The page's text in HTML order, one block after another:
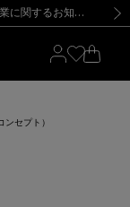
新規登録のお客様も対象！＜MY BARNEYS＞会員のお客様は11,000円（税込）以上のお買上げで常時送料無料！お買い物の際は会員登録を！
】(2026.8.7) 【オンラインストア カスタマーセンター夏季休業に関するお知らせ】（2026.8.7）
【夏季休業に伴う返品・交換承り一時停止のお知らせ】（2026.8.5）
お届けについて
注意事項 新規登録のお客様も対象！＜MY BARNEYS＞会員のお客様は11,000円（税込）以上のお買上げで常時送料無料！お買い物の際は会員登録を！
】(2026.8.7)
ンセプト）